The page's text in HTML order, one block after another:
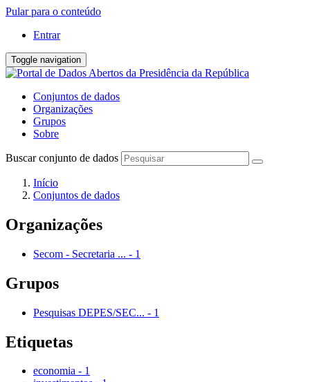
Pular para o conteúdo
Entrar
Toggle navigation
Conjuntos de dados
Organizações
Grupos
Sobre
Buscar conjunto de dados
Início
Conjuntos de dados
Organizações
Secom - Secretaria ... - 1
Grupos
Pesquisas DEPES/SEC... - 1
Etiquetas
economia - 1